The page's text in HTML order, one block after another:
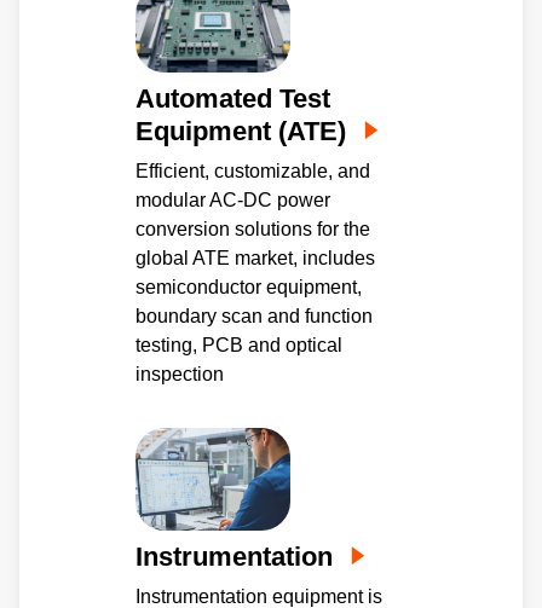
Automated Test
Equipment (ATE)
Efficient, customizable, and
modular AC-DC power
conversion solutions for the
global ATE market, includes
semiconductor equipment,
boundary scan and function
testing, PCB and optical
inspection
Instrumentation
Instrumentation equipment is